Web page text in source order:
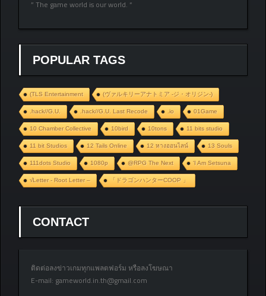
” The game world is our world. “
POPULAR TAGS
(TLS Entertainment (ヴァルキリーアナトミア ‐ジ・オリジン‐)
.hack//G.U. .hack//G.U. Last Recode .io 01Game
10 Chamber Collective 10bird 10tons 11 bits studio
11 bit Studios 12 Tails Online 12 หางออนไลน์ 13 Souls
111dots Studio 1080p @RPG The Next ‘I Am Setsuna
√Letter - Root Letter – 「ドラゴンハンターCOOP 」
CONTACT
ติดต่อลงข่าวเกมทุกแพลตฟอร์ม หรือลงโฆษณา
E-mail: gameworld.in.th@gmail.com